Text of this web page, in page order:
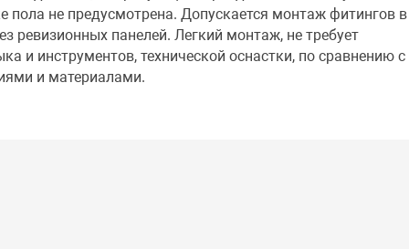
пола не предусмотрена. Допускается монтаж фитингов в
ревизионных панелей. Легкий монтаж, не требует
и инструментов, технической оснастки, по сравнению с
и материалами.